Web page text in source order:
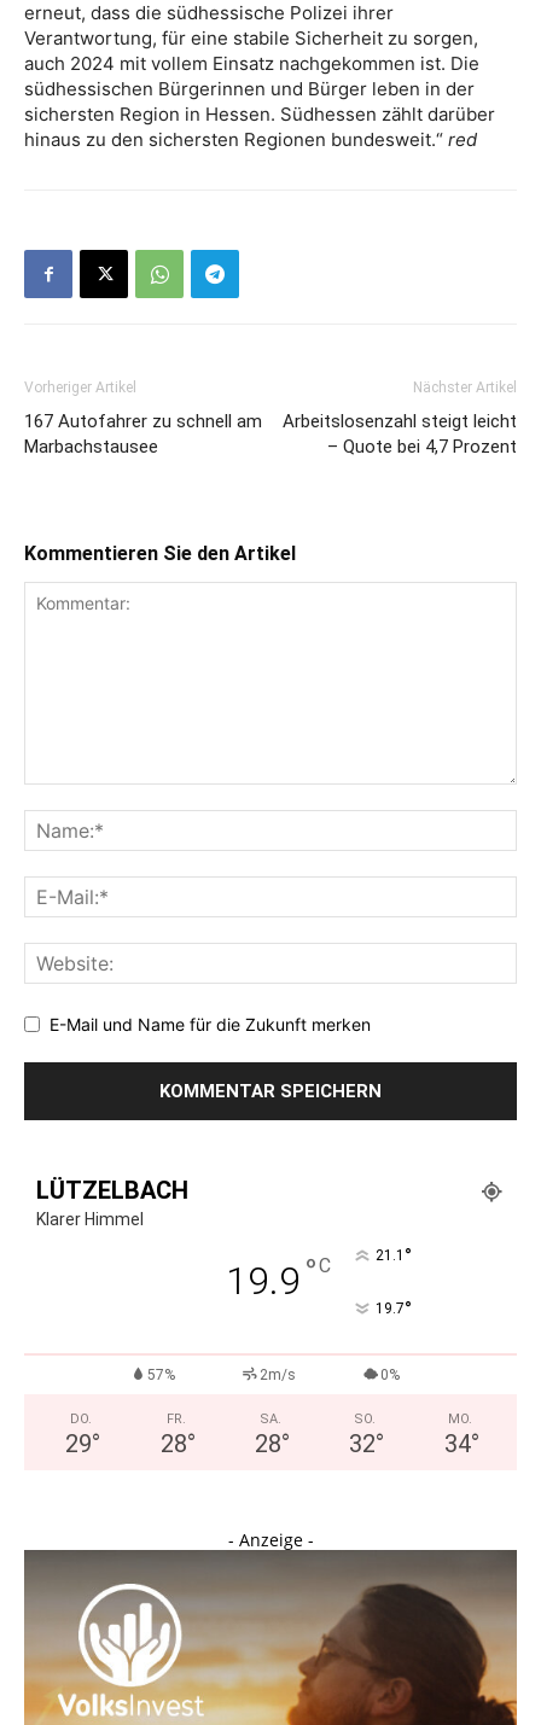
erneut, dass die südhessische Polizei ihrer
Verantwortung, für eine stabile Sicherheit zu sorgen,
auch 2024 mit vollem Einsatz nachgekommen ist. Die
südhessischen Bürgerinnen und Bürger leben in der
sichersten Region in Hessen. Südhessen zählt darüber
hinaus zu den sichersten Regionen bundesweit.“ red
Vorheriger Artikel
167 Autofahrer zu schnell am
Marbachstausee
Nächster Artikel
Arbeitslosenzahl steigt leicht
– Quote bei 4,7 Prozent
Kommentieren Sie den Artikel
E-Mail und Name für die Zukunft merken
LÜTZELBACH
Klarer Himmel
19.9 °C 21.1 °
19.7°
57% 2m/s 0%
DO.
29°
FR.
28°
SA.
28°
SO.
32°
MO.
34°
- Anzeige -